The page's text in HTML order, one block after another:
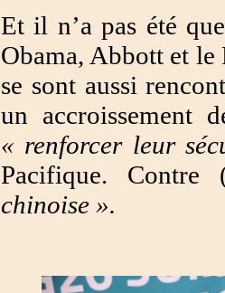
Et il n’a pas été
Obama, Abbott et
se sont aussi
un accroissement
« renforcer leur
Pacifique.
chinoise ».